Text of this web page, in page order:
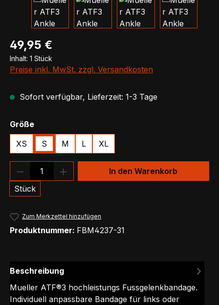
Regulärer Preis:
49,95 €
Inhalt: 1 Stück
Preise inkl. MwSt. zzgl. Versandkosten
Sofort verfügbar, Lieferzeit: 1-3 Tage
Größeauswählen
XS S M L XL
Produkt Anzahl: Gib den
Stück
In den Warenkorb
Zum Merkzettel hinzufügen
Produktnummer: FBM4237-31
Beschreibung
Mueller ATF®3 hochleistungs Fussgelenkbandage.
Individuell anpassbare Bandage für links oder